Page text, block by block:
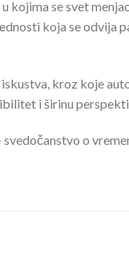
se svet menjao
koja se odvija
kroz koje
i širinu
o